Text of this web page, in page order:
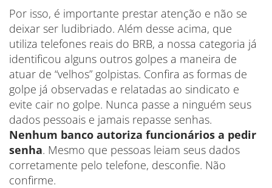
Por isso, é importante prestar atenção e não se
deixar ser ludibriado. Além desse acima, que
utiliza telefones reais do BRB, a nossa categoria já
identificou alguns outros golpes a maneira de
atuar de “velhos” golpistas. Confira as formas de
golpe já observadas e relatadas ao sindicato e
evite cair no golpe. Nunca passe a ninguém seus
dados pessoais e jamais repasse senhas.
Nenhum banco autoriza funcionários a pedir
senha. Mesmo que pessoas leiam seus dados
corretamente pelo telefone, desconfie. Não
confirme.